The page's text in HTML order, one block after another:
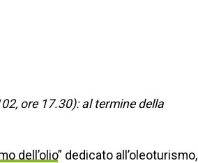
ore 17.30): al termine della
dell’olio” dedicato all’oleoturismo,